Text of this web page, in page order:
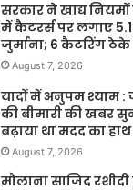
सरकार ने खाद्य
में कैटरर्स पर लगाए
जुर्माना; 6 कैटरिंग ठेके
August 7, 2026
यादों में अनुपम श्याम
की बीमारी की खबर
बढ़ाया था मदद का हाथ
August 7, 2026
मौलाना साजिद